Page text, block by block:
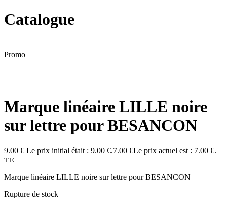
Catalogue
Promo
Marque linéaire LILLE noire
sur lettre pour BESANCON
9.00€ Le prix initial était : 9.00 €.7.00 €Le prix actuel est : 7.00 €.
TTC
Marque linéaire LILLE noire sur lettre pour BESANCON
Rupture de stock